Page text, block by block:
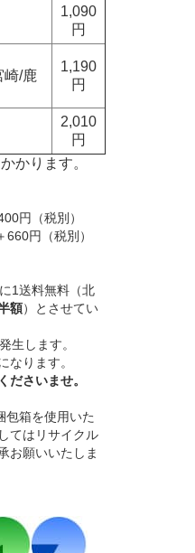
1,090
円
崎/鹿
1,190
円
2,010
円
かります。
円（税別）
（税別）
1送料無料（北
額）とさせてい
生します。
ります。
ださいませ。
箱を使用いた
てはリサイクル
お願いいたしま